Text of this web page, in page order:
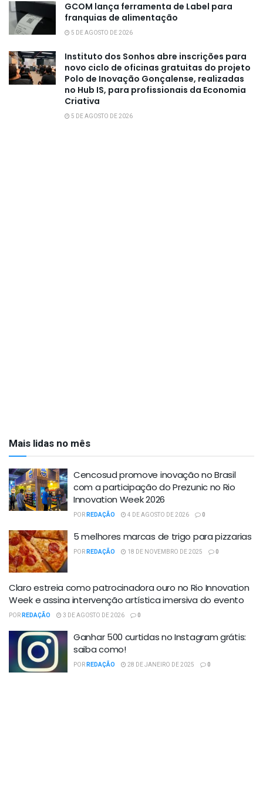
GCOM lança ferramenta de Label para
franquias de alimentação
5 DE AGOSTO DE 2026
Instituto dos Sonhos abre inscrições para
novo ciclo de oficinas gratuitas do projeto
Polo de Inovação Gonçalense, realizadas
no Hub IS, para profissionais da Economia
Criativa
5 DE AGOSTO DE 2026
Mais lidas no mês
Cencosud promove inovação no Brasil
com a participação do Prezunic no Rio
Innovation Week 2026
PORREDAÇÃO 4 DE AGOSTO DE 2026 0
5 melhores marcas de trigo para pizzarias
PORREDAÇÃO 18 DE NOVEMBRO DE 2025 0
Claro estreia como patrocinadora ouro no Rio Innovation
Week e assina intervenção artística imersiva do evento
PORREDAÇÃO 3 DE AGOSTO DE 2026 0
Ganhar 500 curtidas no Instagram grátis:
saiba como!
PORREDAÇÃO 28 DE JANEIRO DE 2025 0